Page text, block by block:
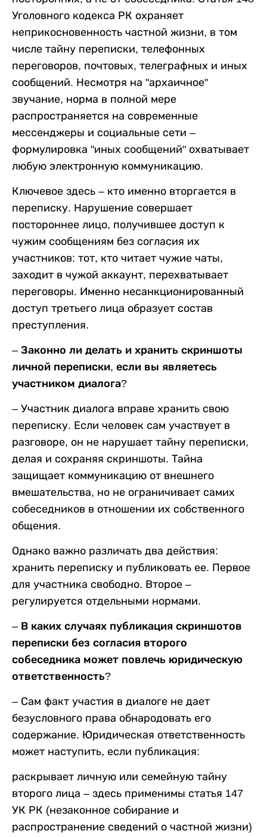
Уголовного кодекса РК охраняет
неприкосновенность частной жизни, в том
числе тайну переписки, телефонных
переговоров, почтовых, телеграфных и иных
сообщений. Несмотря на "архаичное"
звучание, норма в полной мере
распространяется на современные
мессенджеры и социальные сети –
формулировка "иных сообщений" охватывает
любую электронную коммуникацию.
Ключевое здесь – кто именно вторгается в
переписку. Нарушение совершает
постороннее лицо, получившее доступ к
чужим сообщениям без согласия их
участников: тот, кто читает чужие чаты,
заходит в чужой аккаунт, перехватывает
переговоры. Именно несанкционированный
доступ третьего лица образует состав
преступления.
– Законно ли делать и хранить скриншоты
личной переписки, если вы являетесь
участником диалога?
– Участник диалога вправе хранить свою
переписку. Если человек сам участвует в
разговоре, он не нарушает тайну переписки,
делая и сохраняя скриншоты. Тайна
защищает коммуникацию от внешнего
вмешательства, но не ограничивает самих
собеседников в отношении их собственного
общения.
Однако важно различать два действия:
хранить переписку и публиковать ее. Первое
для участника свободно. Второе –
регулируется отдельными нормами.
– В каких случаях публикация скриншотов
переписки без согласия второго
собеседника может повлечь юридическую
ответственность?
– Сам факт участия в диалоге не дает
безусловного права обнародовать его
содержание. Юридическая ответственность
может наступить, если публикация:
раскрывает личную или семейную тайну
второго лица – здесь применимы статья 147
УК РК (незаконное собирание и
распространение сведений о частной жизни)